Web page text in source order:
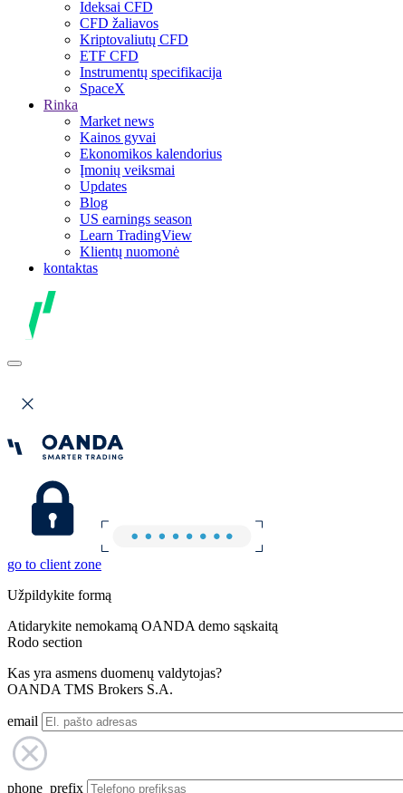
Ideksai CFD
CFD žaliavos
Kriptovaliutų CFD
ETF CFD
Instrumentų specifikacija
SpaceX
Rinka
Market news
Kainos gyvai
Ekonomikos kalendorius
Įmonių veiksmai
Updates
Blog
US earnings season
Learn TradingView
Klientų nuomonė
kontaktas
go to client zone
Užpildykite formą
Atidarykite nemokamą OANDA demo sąskaitą
Rodo section
Kas yra asmens duomenų valdytojas?
OANDA TMS Brokers S.A.
email
phone_prefix